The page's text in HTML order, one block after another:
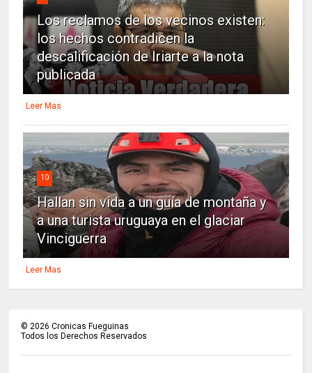
Los reclamos de los vecinos existen:
los hechos contradicen la
descalificación de Iriarte a la nota
publicada
Leer Mas
10
Hallan sin vida a un guía de montaña y
a una turista uruguaya en el glaciar
Vinciguerra
Leer Mas
© 2026 Cronicas Fueguinas
Todos los Derechos Reservados